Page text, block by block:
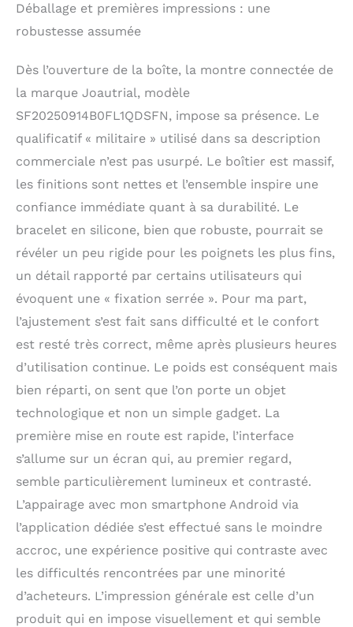
Déballage et premières impressions : une
robustesse assumée
Dès l’ouverture de la boîte, la montre connectée de
la marque Joautrial, modèle
SF20250914B0FL1QDSFN, impose sa présence. Le
qualificatif « militaire » utilisé dans sa description
commerciale n’est pas usurpé. Le boîtier est massif,
les finitions sont nettes et l’ensemble inspire une
confiance immédiate quant à sa durabilité. Le
bracelet en silicone, bien que robuste, pourrait se
révéler un peu rigide pour les poignets les plus fins,
un détail rapporté par certains utilisateurs qui
évoquent une « fixation serrée ». Pour ma part,
l’ajustement s’est fait sans difficulté et le confort
est resté très correct, même après plusieurs heures
d’utilisation continue. Le poids est conséquent mais
bien réparti, on sent que l’on porte un objet
technologique et non un simple gadget. La
première mise en route est rapide, l’interface
s’allume sur un écran qui, au premier regard,
semble particulièrement lumineux et contrasté.
L’appairage avec mon smartphone Android via
l’application dédiée s’est effectué sans le moindre
accroc, une expérience positive qui contraste avec
les difficultés rencontrées par une minorité
d’acheteurs. L’impression générale est celle d’un
produit qui en impose visuellement et qui semble